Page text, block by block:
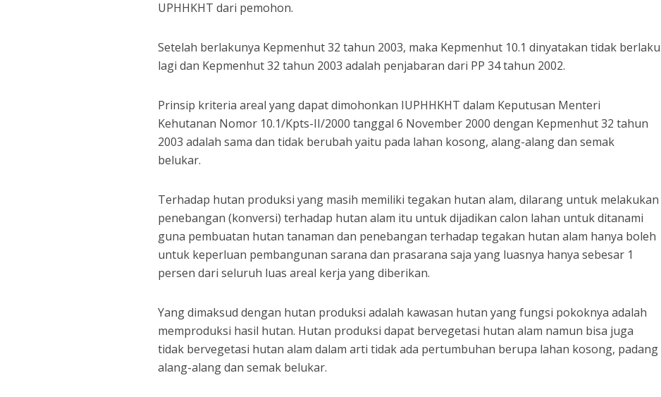
UPHHKHT dari pemohon.
Setelah berlakunya Kepmenhut 32 tahun 2003, maka Kepmenhut 10.1 dinyatakan tidak berlaku
lagi dan Kepmenhut 32 tahun 2003 adalah penjabaran dari PP 34 tahun 2002.
Prinsip kriteria areal yang dapat dimohonkan IUPHHKHT dalam Keputusan Menteri
Kehutanan Nomor 10.1/Kpts-II/2000 tanggal 6 November 2000 dengan Kepmenhut 32 tahun
2003 adalah sama dan tidak berubah yaitu pada lahan kosong, alang-alang dan semak
belukar.
Terhadap hutan produksi yang masih memiliki tegakan hutan alam, dilarang untuk melakukan
penebangan (konversi) terhadap hutan alam itu untuk dijadikan calon lahan untuk ditanami
guna pembuatan hutan tanaman dan penebangan terhadap tegakan hutan alam hanya boleh
untuk keperluan pembangunan sarana dan prasarana saja yang luasnya hanya sebesar 1
persen dari seluruh luas areal kerja yang diberikan.
Yang dimaksud dengan hutan produksi adalah kawasan hutan yang fungsi pokoknya adalah
memproduksi hasil hutan. Hutan produksi dapat bervegetasi hutan alam namun bisa juga
tidak bervegetasi hutan alam dalam arti tidak ada pertumbuhan berupa lahan kosong, padang
alang-alang dan semak belukar.